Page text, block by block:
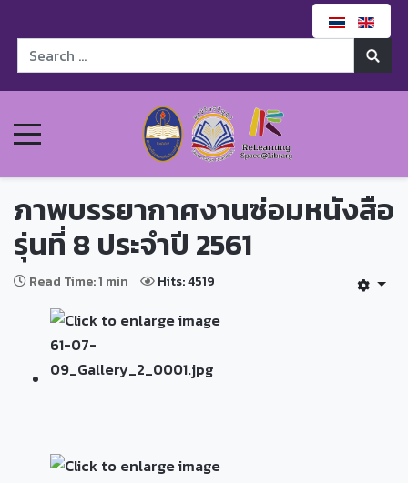
ภาพบรรยากาศงานซ่อมหนังสือ
รุ่นที่ 8 ประจำปี 2561
Read Time: 1 min Hits: 4519